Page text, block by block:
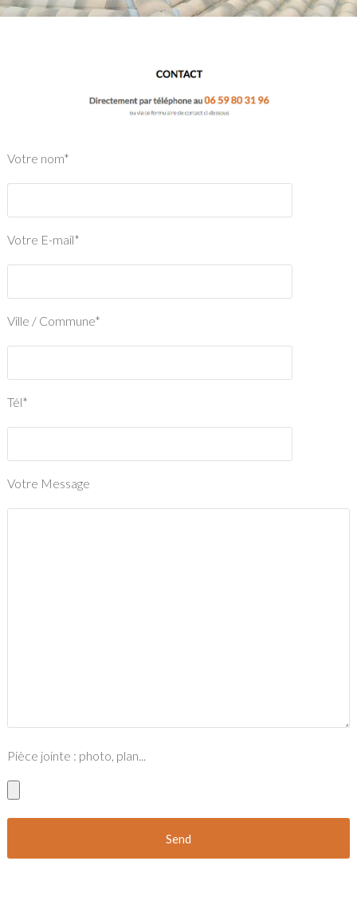
Votre nom*
Votre E-mail*
Ville / Commune*
Tél*
Votre Message
Pièce jointe : photo, plan...